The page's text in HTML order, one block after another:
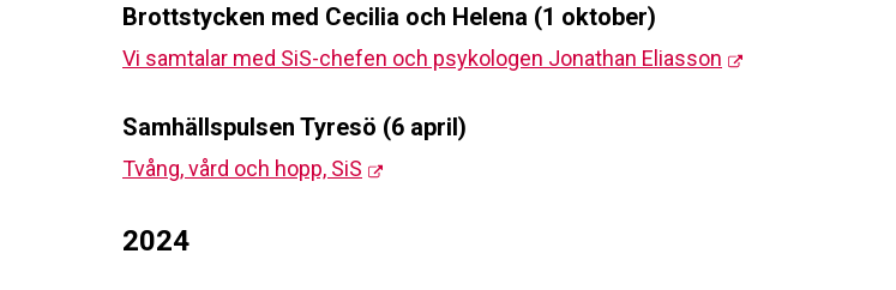
Brottstycken med Cecilia och Helena (1 oktober)
Vi samtalar med SiS-chefen och psykologen Jonathan Eliasson
Samhällspulsen Tyresö (6 april)
Tvång, vård och hopp, SiS
2024